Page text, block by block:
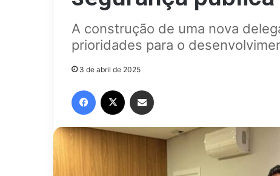
A construção de uma nova
prioridades para o
3 de abril de 2025
Facebook